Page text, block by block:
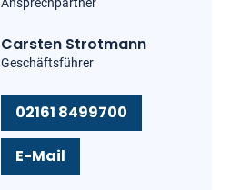
Ansprechpartner
Carsten Strotmann
Geschäftsführer
02161 8499700
E-Mail